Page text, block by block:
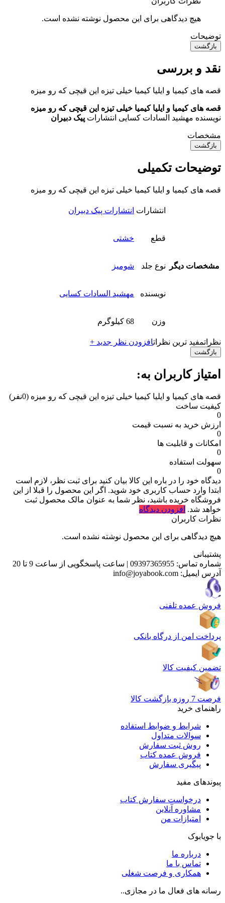
هیچ دیدگاهی برای این محصول نوشته نشده است.
توضیحات
بازگشت
نقد و بررسی
قصه های کیمیا و ایلیا کیمیا خیلی تیزه این قیچی که رو میزه
قصه های کیمیا و ایلیا کیمیا خیلی تیزه این قیچی که رو میزه
نویسنده مهشید السادات کسایی انتشارات پیک دبیران
مشخصات
بازگشت
توضیحات تکمیلی
قصه های کیمیا و ایلیا کیمیا خیلی تیزه این قیچی که رو میزه
مشخصات دیگر
انتشارات انتشارات پیک دبیران
قطع خشتی
نوع جلد شومیز
نویسنده مهشید السادات کسایی
وزن 68 کیلوگرم
نظراتمفید ترین نظراتافزودن نظر جدید +
بازگشت
امتیاز کاربران به:
قصه های کیمیا و ایلیا کیمیا خیلی تیزه این قیچی که رو میزه (0نفر)
کیفیت ساخت
0
ارزش خرید به نسبت قیمت
0
امکانات و قابلیت ها
0
سهولت استفاده
0
دیدگاه خود را در باره این کالا بیان کنید برای ثبت نظر، لازم است
ابتدا وارد حساب کاربری خود شوید. اگر این محصول را قبلا از این
فروشگاه خریده باشید، نظر شما به عنوان مالک محصول ثبت
خواهد شد. افزودن دیدگاه
نظرات کاربران
هیچ دیدگاهی برای این محصول نوشته نشده است.
پشتیبانی
شماره تماس: 09397365955
| ساعت پاسخگویی از ساعت 9 تا 20
آدرس ایمیل: info@joyabook.com
فروش عمده تلفنی
پرداخت امن از درگاه بانکی
تضمین کیفیت کالا
فرصت 7 روزه بازگشت کالا
راهنمای خرید
شرایط و ضوابط استفاده
سوالات متداول
روش ثبت سفارش
فروش عمده کتاب
پیگیری سفارش
پیوندهای مفید
درخواست سفارش کتاب
مشاوره آنلاین
امتیازات من
با جویابوک
درباره ما
تماس با ما
همکاری و فرصت شغلی
رسانه های فعال ما در مجازی..